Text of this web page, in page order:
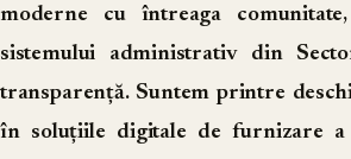
moderne cu întreaga
sistemului administrativ din
transparență. Suntem printre
în soluțiile digitale de furnizare a